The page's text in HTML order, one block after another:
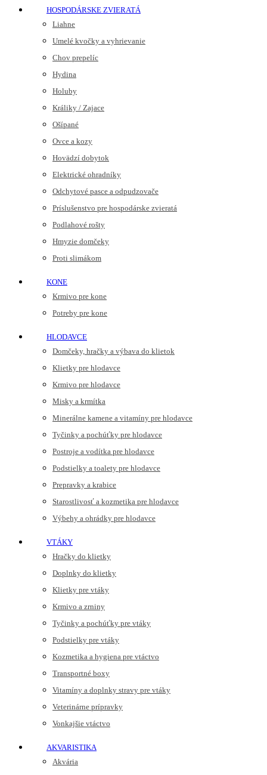
HOSPODÁRSKE ZVIERATÁ
Liahne
Umelé kvočky a vyhrievanie
Chov prepelíc
Hydina
Holuby
Králiky / Zajace
Ošípané
Ovce a kozy
Hovädzí dobytok
Elektrické ohradníky
Odchytové pasce a odpudzovače
Príslušenstvo pre hospodárske zvieratá
Podlahové rošty
Hmyzie domčeky
Proti slimákom
KONE
Krmivo pre kone
Potreby pre kone
HLODAVCE
Domčeky, hračky a výbava do klietok
Klietky pre hlodavce
Krmivo pre hlodavce
Misky a krmítka
Minerálne kamene a vitamíny pre hlodavce
Tyčinky a pochúťky pre hlodavce
Postroje a vodítka pre hlodavce
Podstielky a toalety pre hlodavce
Prepravky a krabice
Starostlivosť a kozmetika pre hlodavce
Výbehy a ohrádky pre hlodavce
VTÁKY
Hračky do klietky
Doplnky do klietky
Klietky pre vtáky
Krmivo a zrniny
Tyčinky a pochúťky pre vtáky
Podstielky pre vtáky
Kozmetika a hygiena pre vtáctvo
Transportné boxy
Vitamíny a doplnky stravy pre vtáky
Veterinárne prípravky
Vonkajšie vtáctvo
AKVARISTIKA
Akvária